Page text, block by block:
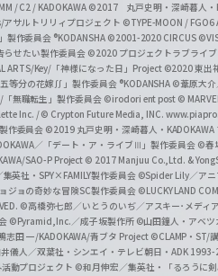
/ C2 / KADOKAWA ©2017 丸戸史明・深崎暮人・
サルトリリィプロジェクト ©TYPE-MOON / FGO6
作委員会 ®KODANSHA ©2001-2020 CIRCUS
らせたい製作委員会 ©2020 プロジェクトラブライ
ARTS/Key/「神様になった日」Project ©2020 東出
等分の花嫁∬」製作委員会 ®KODANSHA ©葦原大介
無職転生」製作委員会 ©irodori ent post ©
Inc. / © Crypton Future Media, INC.
作委員会 ©2019 丸戸史明・深崎暮人・
／「デート・ア・ライブⅢ」製作委員会 ©春
SAO-P Project © 2017 Manjuu Co.,Ltd. &
英社・SPY×FAMILY製作委員会 ©Spider Lily／アニ
ジョの奇妙な冒険SC製作委員会 ©LUCKY LAND
©高橋弥七郎／いとうのいぢ／アスキー･メディ
©Pyramid,Inc.／成子坂製作所 ©山田鐘人・アベツ
志田 一/KADOKAWA/青ブタ Project ©CLAMP・ST/
儀人／双葉社・シンエイ・テレビ朝日・ADK
動プロジェクト ©和月伸宏／集英社・「るろうに